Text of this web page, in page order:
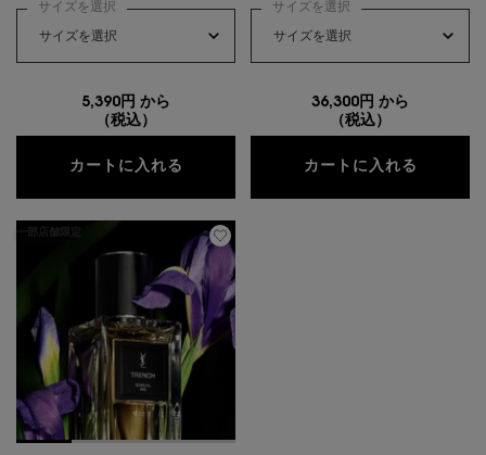
サイズを選択
5,390円 から
（税込）
カートに入れる リブレ ロー ニュ
サイズを選択
36,300円 から
（税込）
カートに入れる
一部店舗限定